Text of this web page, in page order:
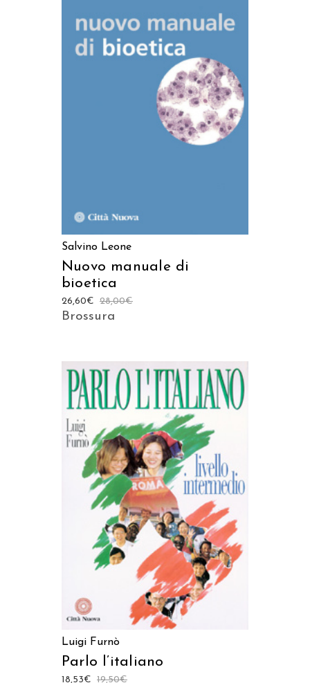
AGGIUNGI AL CARRELLO
Salvino Leone
Nuovo manuale di
bioetica
28,00€
26,60€
Brossura
AGGIUNGI AL CARRELLO
Luigi Furnò
Parlo l’italiano
19,50€
18,53€